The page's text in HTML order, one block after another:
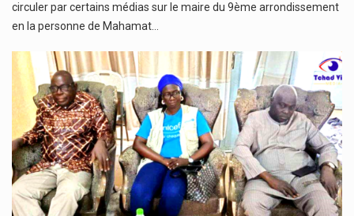
circuler par certains médias sur le maire du 9ème arrondissement
en la personne de Mahamat…